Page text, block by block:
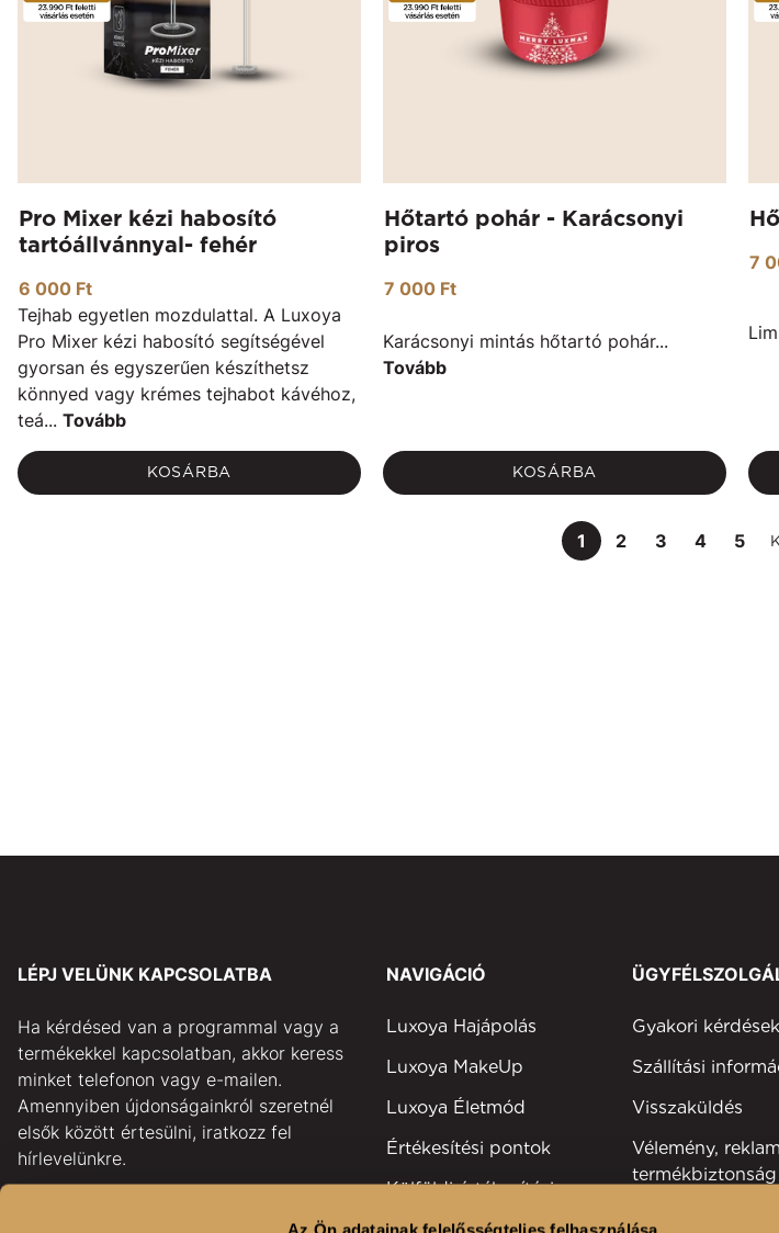
Pro Mixer kézi habosító
tartóállvánnyal- fehér
6 000 Ft
Tejhab egyetlen mozdulattal. A Luxoya
Pro Mixer kézi habosító segítségével
gyorsan és egyszerűen készíthetsz
könnyed vagy krémes tejhabot kávéhoz,
teá... Tovább
KOSÁRBA
Hőtartó pohár - Karácsonyi
piros
7 000 Ft
Karácsonyi mintás hőtartó pohár...
Tovább
KOSÁRBA
7
1 2 3 4 5
LÉPJ VELÜNK KAPCSOLATBA
Ha kérdésed van a programmal vagy a
termékekkel kapcsolatban, akkor keress
minket telefonon vagy e-mailen.
Amennyiben újdonságainkról szeretnél
elsők között értesülni, iratkozz fel
hírlevelünkre.
NAVIGÁCIÓ
Luxoya Hajápolás
Luxoya MakeUp
Luxoya Életmód
Értékesítési pontok
Külföldi értékesítési
Gyakori kérdések
Szállítási
Visszaküldés
Vélemény,
termékbiztonság